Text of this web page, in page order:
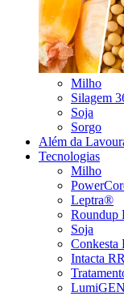
Milho
Silagem
Soja
Sorgo
Além da
Tecnologias
Milho
Leptra®
Roundup
Soja
Conkesta
Intacta